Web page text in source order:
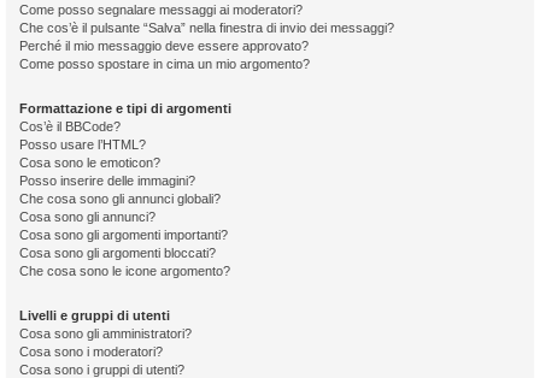
Come posso segnalare messaggi ai moderatori?
Che cos’è il pulsante “Salva” nella finestra di invio dei messaggi?
Perché il mio messaggio deve essere approvato?
Come posso spostare in cima un mio argomento?
Formattazione e tipi di argomenti
Cos’è il BBCode?
Posso usare l’HTML?
Cosa sono le emoticon?
Posso inserire delle immagini?
Che cosa sono gli annunci globali?
Cosa sono gli annunci?
Cosa sono gli argomenti importanti?
Cosa sono gli argomenti bloccati?
Che cosa sono le icone argomento?
Livelli e gruppi di utenti
Cosa sono gli amministratori?
Cosa sono i moderatori?
Cosa sono i gruppi di utenti?